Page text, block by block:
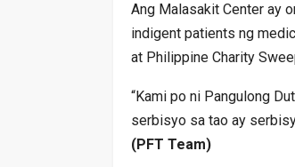
Ang Malasakit Center ay
indigent patients ng
at Philippine Charity
“Kami po ni Pangulong
serbisyo sa tao ay
(PFT Team)